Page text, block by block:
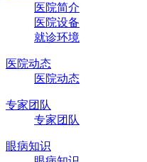
医院简介
医院设备
就诊环境
医院动态
医院动态
专家团队
专家团队
眼病知识